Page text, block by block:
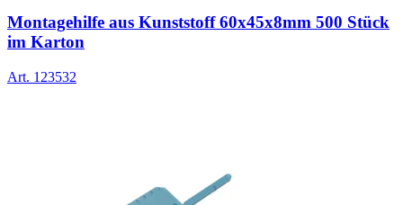
Montagehilfe aus Kunststoff 60x45x8mm 500 Stück
im Karton
Art. 123532